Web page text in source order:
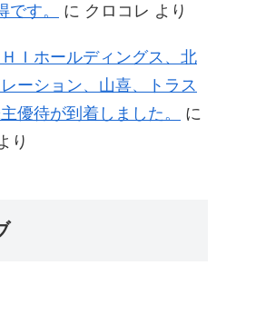
です。 に クロコレ より
Ｉホールディングス、北
ーション、山喜、トラス
優待が到着しました。
に
り